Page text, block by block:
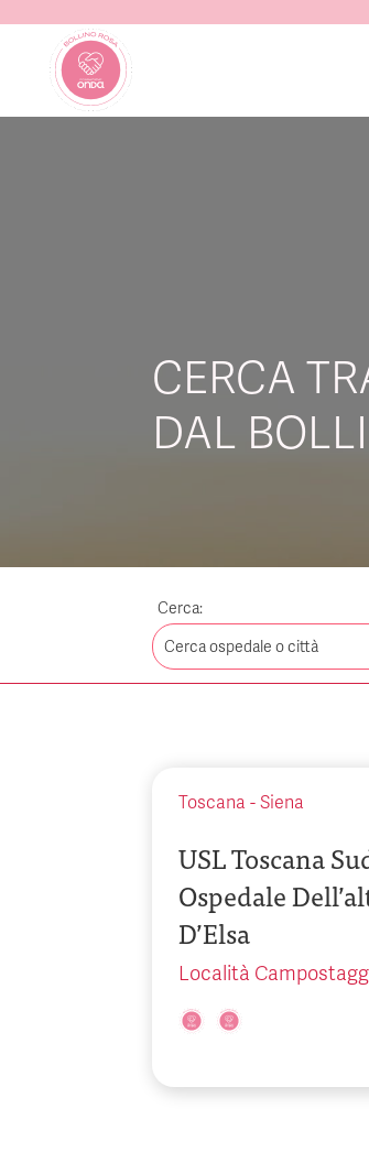
CERCA
DAL
Cerca:
Toscana - Siena
USL Toscana
Ospedale
D’Elsa
Località